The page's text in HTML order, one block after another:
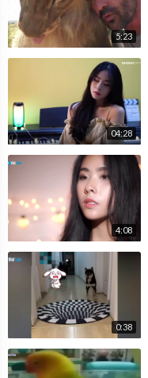
5:23
04:28
4:08
0:38